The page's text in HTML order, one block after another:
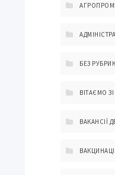
БЕЗ
ВІТАЄМО
ВАКАНСІЇ